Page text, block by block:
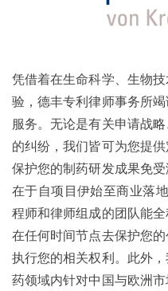
凭借着在生命科学、生物
验，德丰专利律师事务所
服务。无论是有关申请战
的纠纷，我们皆可为您提
保护您的制药研发成果免
在于自项目伊始至商业落
程师和律师组成的团队能
在任何时间节点去保护您
执行您的相关权利。此外
药领域内针对中国与欧洲